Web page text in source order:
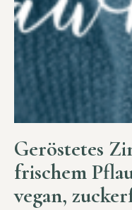
Geröstetes
frischem
vegan,